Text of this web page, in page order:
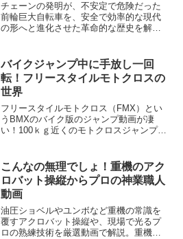
チェーンの発明が、不安定で危険だった
前輪巨大自転車を、安全で効率的な現代
の形へと進化させた革命的な歴史を解説
バイクジャンプ中に手放し一回
転！フリースタイルモトクロスの
世界
フリースタイルモトクロス（FMX）とい
うBMXのバイク版のジャンプ動画が凄
い！100ｋｇ近くのモトクロスジャンプ中
ロバティック！
こんなの無理でしょ！重機のアク
ロバット操縦からプロの神業職人
動画
油圧ショベルやユンボなど重機の常識を
覆すアクロバット操縦や、現場で光るプ
ロの熟練技術を厳選動画で解説。重機の